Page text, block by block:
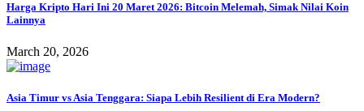
Harga Kripto Hari Ini 20 Maret 2026: Bitcoin Melemah, Simak Nilai Koin
Lainnya
March 20, 2026
Asia Timur vs Asia Tenggara: Siapa Lebih Resilient di Era Modern?